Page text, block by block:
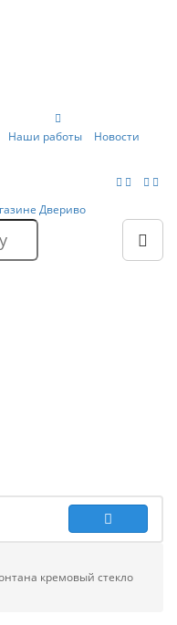
Наши работы
Новости
кремовый стекло